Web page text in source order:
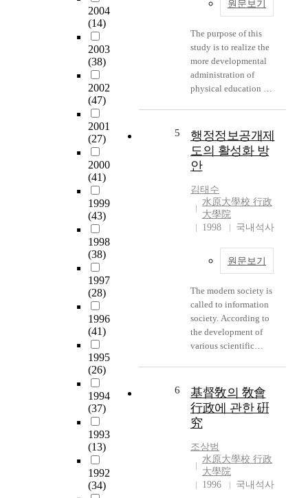
2004
(14)
2003
(38)
2002
(47)
2001
(27)
2000
(41)
1999
(43)
1998
(38)
1997
(28)
1996
(41)
1995
(26)
1994
(37)
1993
(13)
1992
(34)
front local
administration
organization system
which takes charge of
those tasks, and
suggests the
alternatives to the
system of the present
local self-government
these porblems are
pointed out; 1) The
social administration
communication is in a
vertical service system
in which its upper
parts. So it is difficult
practice
independently social
welfare policies
suitable to the local
people's demands. 2)
of social welfare are. 3)
Each committee is not
active. 4) The
improper management
of the expects drops
the service quality. 5)
Welfare service
officials are lack in
on. Chapter 2 reviews
the meaning of local
development and local
administration theory.
The concept of local
development and
value and necessity of
local autonomy are
deals with current
status and problems of
local development of
government agencies
therein. Many efforts
have been distributed
to understand the
history of Suwon
development and
problems imposed in
the process and review
function performed by
local government
agencies. Chapter 4
proposes a
development and local
government should
proceed to, including
basic plan of Suwon
development,
alternatives in many
categories and rational
way of administration
administration should
and that biblical
foundation of it is
sufficiently illustrated
in the Old and New
Testaments. Secondly,
phenomena of the
church administration
properly and have
theoretical knowledge
and skills to solve out
all the problems of a
church, which is
because of his
interests in spirit and
sacrificing himself to
taking care of it. In the
course of church
administration, a
pastor should present
clear goals about
collecting plans for
the reality, which is for
those plans, a pastor
should systemize the
and endow them with
the limits,
resposibilities and
rights as well about a
원문보기
The purpose of this
study is to realize the
more developmental
administration of
physical education by
in examination the
matter of
administration of
physical education.
First, The matter of
recognition about
physical education.
The indifferance of the
and a blind point of
physical education by
traditional value of
our country is chiefly
the cause of physical
education poor
of policy and the
organization of policy.
The organization of
policy which is doing
extemporary, short
establishment of
policy by an non-
expert is not even
5
행정정보공개제
도의 활성화 방
안
김태수
水原大學校 行政
大學院
1998
국내석사
원문보기
The modern society is
called to information
society. According to
the development of
various scientific
computers, the more
information is stored
and filed by each
administration
authority and public
agencies. This is due
to the importance and
significance of
6
基督敎의 敎會
行政에 관한 硏
究
조상범
水原大學校 行政
大學院
1996
국내석사